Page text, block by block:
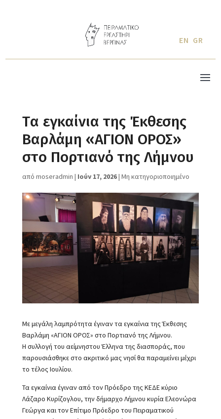
EN GR
Tα εγκαίνια της Έκθεσης
Βαρλάμη «ΑΓΙΟΝ ΟΡΟΣ»
στo Πορτιανό της Λήμνου
από moseradmin | Ιούν 17, 2026| Μη κατηγοριοποιημένο
Με μεγάλη λαμπρότητα έγιναν τα εγκαίνια της Έκθεσης
Βαρλάμη «ΑΓΙΟΝ ΟΡΟΣ» στo Πορτιανό της Λήμνου.
Η συλλογή του αείμνηστου Έλληνα της διασποράς, που
παρουσιάσθηκε στο ακριτικό μας νησί θα παραμείνει μέχρι
το τέλος Ιουλίου.
Τα εγκαίνια έγιναν από τον Πρόεδρο της ΚΕΔΕ κύριο
Λάζαρο Κυρίζογλου, την δήμαρχο Λήμνου κυρία Ελεονώρα
Γεώργα και τον Επίτιμο Πρόεδρο του Πειραματικού